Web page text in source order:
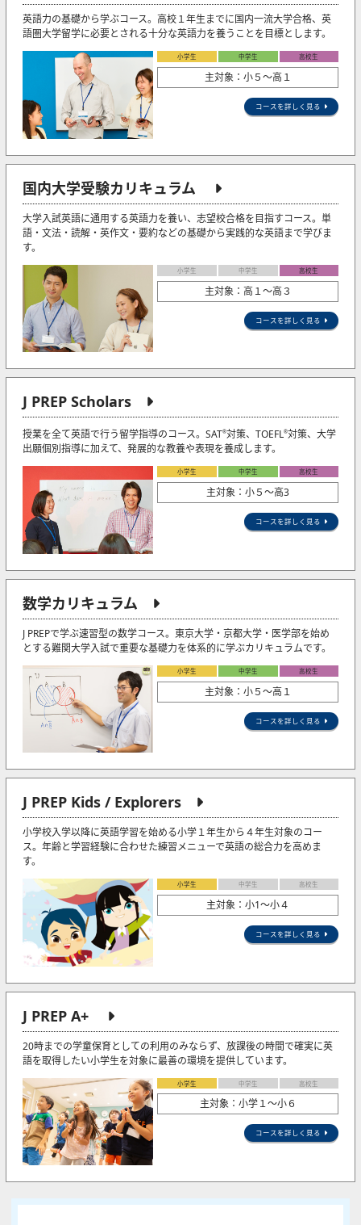
英語力の基礎から学ぶコース。高校１年生までに国内一流大学合格、英
語圏大学留学に必要とされる十分な英語力を養うことを目標とします。
小学生 中学生 高校生
主対象：小５〜高１
コースを詳しく見る
国内大学受験カリキュラム
大学入試英語に通用する英語力を養い、志望校合格を目指すコース。単
語・文法・読解・英作文・要約などの基礎から実践的な英語まで学びま
す。
小学生 中学生 高校生
主対象：高１～高３
コースを詳しく見る
J PREP Scholars
授業を全て英語で行う留学指導のコース。SAT®対策、TOEFL®対策、大学
出願個別指導に加えて、発展的な教養や表現を養成します。
小学生 中学生 高校生
主対象：小５〜高3
コースを詳しく見る
数学カリキュラム
J PREPで学ぶ速習型の数学コース。東京大学・京都大学・医学部を始め
とする難関大学入試で重要な基礎力を体系的に学ぶカリキュラムです。
小学生 中学生 高校生
主対象：小５〜高１
コースを詳しく見る
J PREP Kids / Explorers
小学校入学以降に英語学習を始める小学１年生から４年生対象のコー
ス。年齢と学習経験に合わせた練習メニューで英語の総合力を高めま
す。
小学生 中学生 高校生
主対象：小1〜小４
コースを詳しく見る
J PREP A+
20時までの学童保育としての利用のみならず、放課後の時間で確実に英
語を取得したい小学生を対象に最善の環境を提供しています。
小学生 中学生 高校生
主対象：小学１～小６
コースを詳しく見る